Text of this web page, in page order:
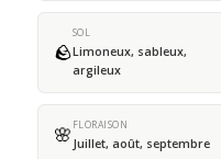
🪨
SOL
Limoneux, sableux,
argileux
🌸 FLORAISON
Juillet, août, septembre